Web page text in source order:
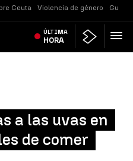
Ceuta Violencia de género
ÚLTIMA
HORA
a las uvas en
de comer